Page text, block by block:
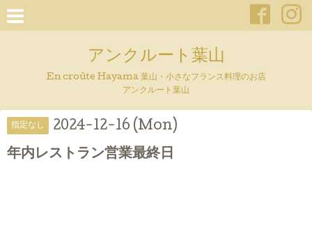
アンクルート葉山
En croûte Hayama 葉山・小さなフランス料理のお店
アンクルート葉山
指定なし 2024-12-16 (Mon)
年内レストラン営業最終日